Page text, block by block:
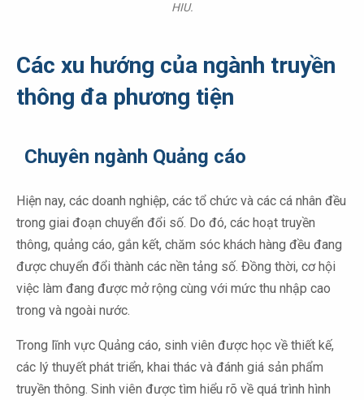
HIU.
Các xu hướng của ngành truyền
thông đa phương tiện
Chuyên ngành Quảng cáo
Hiện nay, các doanh nghiệp, các tổ chức và các cá nhân đều
trong giai đoạn chuyển đổi số. Do đó, các hoạt truyền
thông, quảng cáo, gắn kết, chăm sóc khách hàng đều đang
được chuyển đổi thành các nền tảng số. Đồng thời, cơ hội
việc làm đang được mở rộng cùng với mức thu nhập cao
trong và ngoài nước.
Trong lĩnh vực Quảng cáo, sinh viên được học về thiết kế,
các lý thuyết phát triển, khai thác và đánh giá sản phẩm
truyền thông. Sinh viên được tìm hiểu rõ về quá trình hình